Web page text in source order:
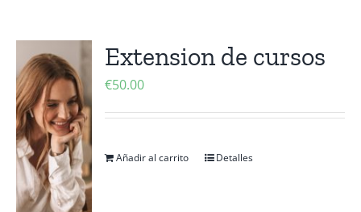
Extension de cursos
€50.00
Añadir al carrito Detalles